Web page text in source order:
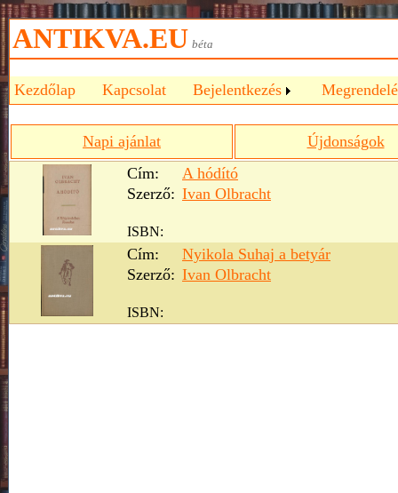
ANTIKVA.EU béta
Kezdőlap Kapcsolat Bejelentkezés
Napi ajánlat
Újdonságok
Cím:
A hódító
Szerző: Ivan Olbracht
ISBN:
Cím:
Nyikola Suhaj a betyár
Szerző: Ivan Olbracht
ISBN: